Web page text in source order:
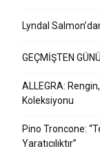
Lyndal
GEÇMİŞTEN
ALLEGRA:
Koleksiyonu
Pino Troncone:
Yaratıcılıktır”